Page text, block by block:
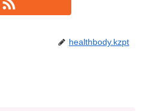
healthbody.kzpt